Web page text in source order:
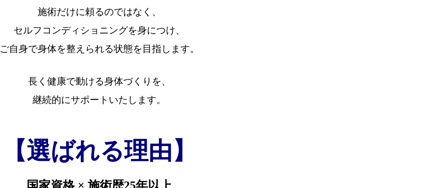
施術だけに頼るのではなく、
セルフコンディショニングを身につけ、
ご自身で身体を整えられる状態を目指します。
長く健康で動ける身体づくりを、
継続的にサポートいたします。
【選ばれる理由】